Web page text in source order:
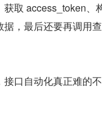
获取 access_token、
，最后还要再调用
口自动化真正难的不